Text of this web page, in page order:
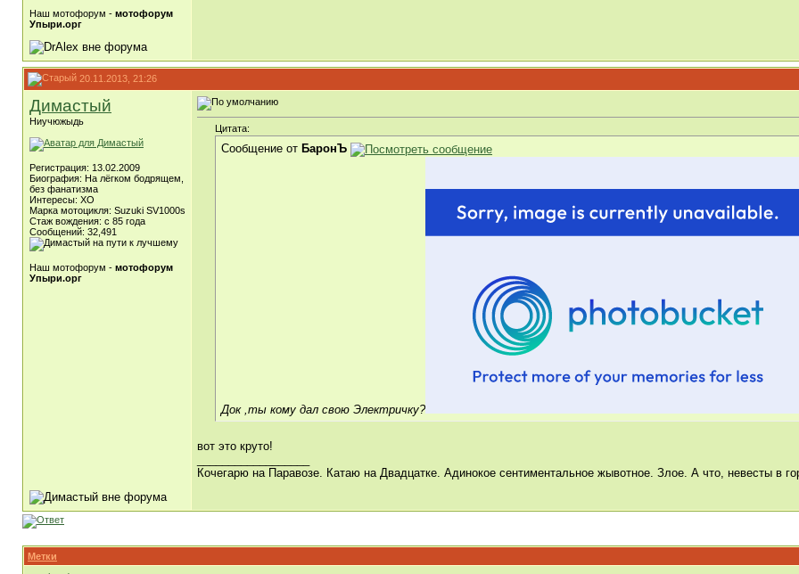
Наш мотофорум - мотофорум
Упыри.орг
20.11.2013, 21:26
Димастый
Ниучюжыдь
Регистрация: 13.02.2009
Биография: На лёгком бодрящем,
без фанатизма
Интересы: ХО
Марка мотоцикля: Suzuki SV1000s
Стаж вождения: с 85 года
Сообщений: 32,491
Наш мотофорум - мотофорум
Упыри.орг
Цитата:
Сообщение от БаронЪ
Док ,ты кому дал свою Электричку?
вот это круто!
Кочегарю на Паравозе. Катаю на Двадцатке. Адинокое сентиментальное жывотное. Злое. А что, невесты в
Метки